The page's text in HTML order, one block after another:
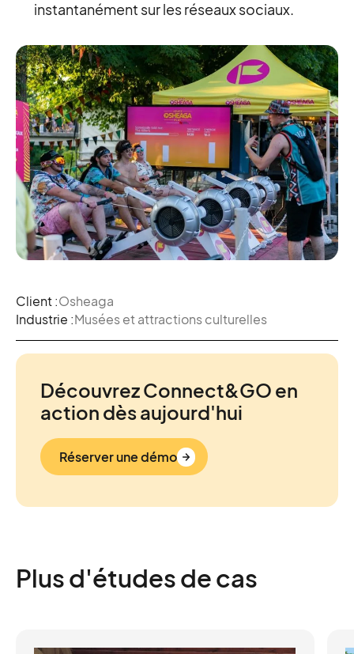
instantanément sur les réseaux sociaux.
Client :Osheaga
Industrie :Musées et attractions culturelles
Découvrez Connect&GO en
action dès aujourd'hui
Réserver une démo
Plus d'études de cas